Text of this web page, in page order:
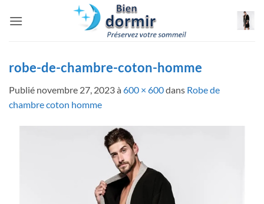
robe-de-chambre-coton-homme
Publié novembre 27, 2023à 600 × 600dans Robe de
chambre coton homme